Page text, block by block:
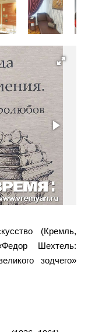
(Кремль,
Шехтель:
зодчего»